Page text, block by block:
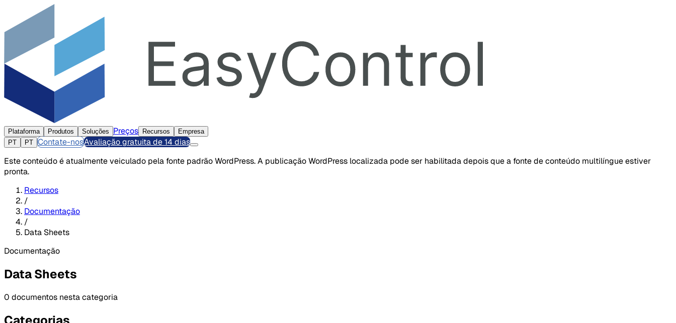
Plataforma Produtos Soluções Preços Recursos
Empresa
PT
PT Contate-nosAvaliação gratuita de 14 dias
Este conteúdo é atualmente veiculado pela fonte padrão WordPress. A publicação WordPress localizada pode ser habilitada depois que a fonte de conteúdo multilíngue estiver
pronta.
Recursos
/
Documentação
/
Data Sheets
Documentação
Data Sheets
0 documentos nesta categoria